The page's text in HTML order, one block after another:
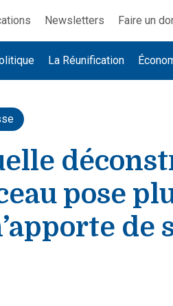
Newsletters Faire un
La Réunification
pose
de